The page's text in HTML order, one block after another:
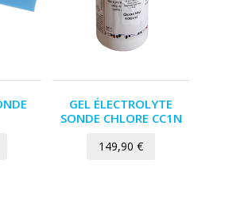
GEL ÉLECTROLYTE
SONDE CHLORE CC1N
149,90€